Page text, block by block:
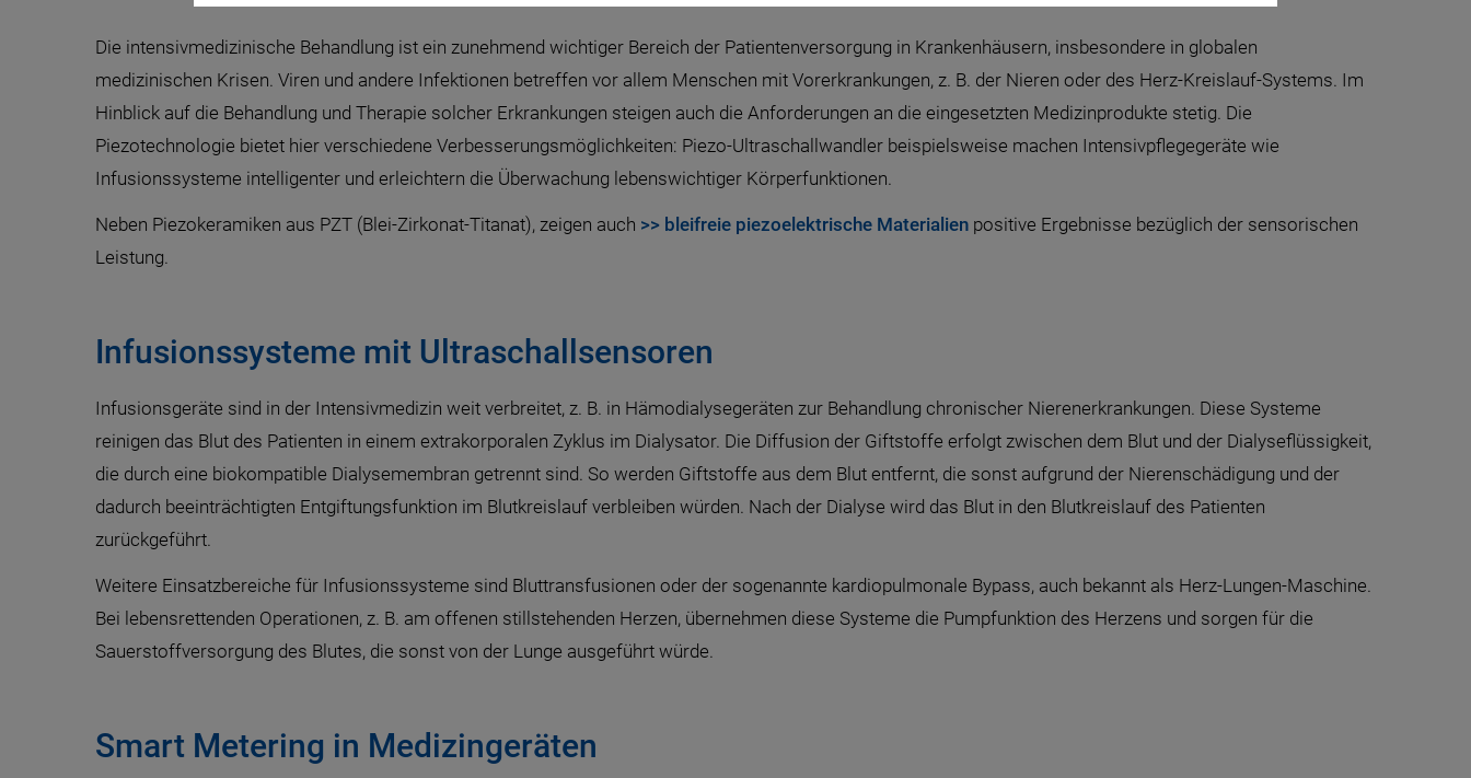
Die intensivmedizinische Behandlung ist ein zunehmend wichtiger Bereich der Patientenversorgung in Krankenhäusern, insbesondere in globalen
medizinischen Krisen. Viren und andere Infektionen betreffen vor allem Menschen mit Vorerkrankungen, z. B. der Nieren oder des Herz-Kreislauf-Systems. Im
Hinblick auf die Behandlung und Therapie solcher Erkrankungen steigen auch die Anforderungen an die eingesetzten Medizinprodukte stetig. Die
Piezotechnologie bietet hier verschiedene Verbesserungsmöglichkeiten: Piezo-Ultraschallwandler beispielsweise machen Intensivpflegegeräte wie
Infusionssysteme intelligenter und erleichtern die Überwachung lebenswichtiger Körperfunktionen.
Neben Piezokeramiken aus PZT (Blei-Zirkonat-Titanat), zeigen auch >> bleifreie piezoelektrische Materialien positive Ergebnisse bezüglich der sensorischen
Leistung.
Infusionssysteme mit Ultraschallsensoren
Infusionsgeräte sind in der Intensivmedizin weit verbreitet, z. B. in Hämodialysegeräten zur Behandlung chronischer Nierenerkrankungen. Diese Systeme
reinigen das Blut des Patienten in einem extrakorporalen Zyklus im Dialysator. Die Diffusion der Giftstoffe erfolgt zwischen dem Blut und der Dialyseflüssigkeit,
die durch eine biokompatible Dialysemembran getrennt sind. So werden Giftstoffe aus dem Blut entfernt, die sonst aufgrund der Nierenschädigung und der
dadurch beeinträchtigten Entgiftungsfunktion im Blutkreislauf verbleiben würden. Nach der Dialyse wird das Blut in den Blutkreislauf des Patienten
zurückgeführt.
Weitere Einsatzbereiche für Infusionssysteme sind Bluttransfusionen oder der sogenannte kardiopulmonale Bypass, auch bekannt als Herz-Lungen-Maschine.
Bei lebensrettenden Operationen, z. B. am offenen stillstehenden Herzen, übernehmen diese Systeme die Pumpfunktion des Herzens und sorgen für die
Sauerstoffversorgung des Blutes, die sonst von der Lunge ausgeführt würde.
Smart Metering in Medizingeräten